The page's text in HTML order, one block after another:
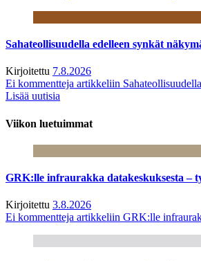
Sahateollisuudella edelleen synkät
Kirjoitettu 7.8.2026
Ei kommentteja artikkeliin
Lisää uutisia
Viikon luetuimmat
GRK:lle infraurakka datakeskuksesta –
Kirjoitettu 3.8.2026
Ei kommentteja artikkeliin GRK:lle